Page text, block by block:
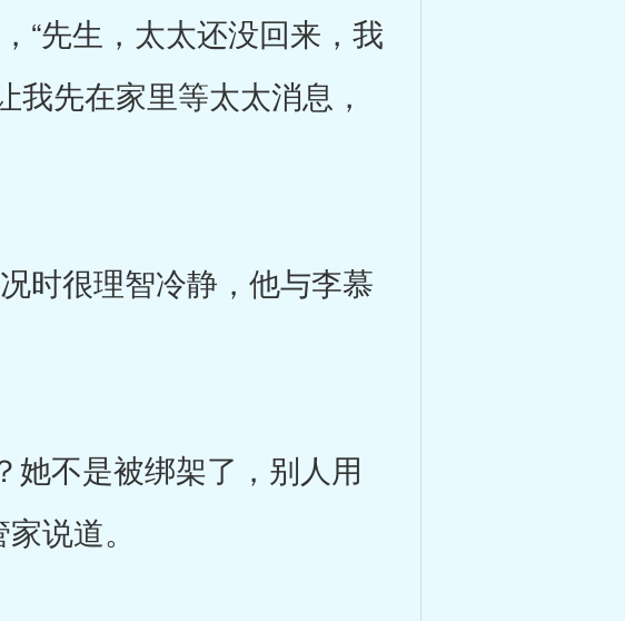
先生，太太还没回来，我
先在家里等太太消息，
很理智冷静，他与李慕
不是被绑架了，别人用
说道。